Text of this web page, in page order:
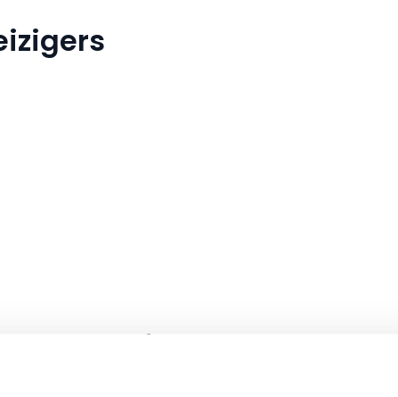
Atlantische Oceaan
eilanden die bewoond zijn. Het eiland ligt